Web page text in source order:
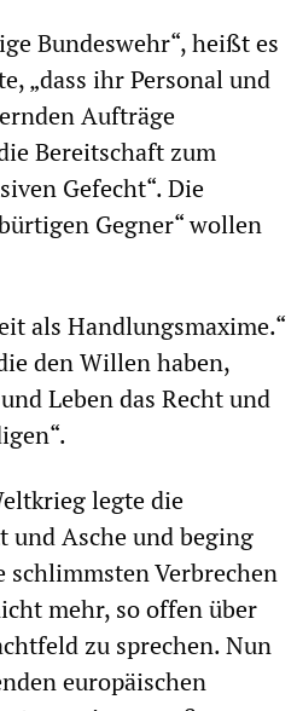
Bundeswehr“, heißt es
„dass ihr Personal und
Aufträge
Bereitschaft zum
Gefecht“. Die
Gegner“ wollen
als Handlungsmaxime.“
den Willen haben,
Leben das Recht und
legte die
und Asche und beging
Verbrechen
mehr, so offen über
zu sprechen. Nun
europäischen